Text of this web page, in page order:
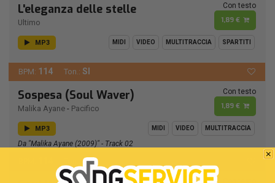
L'eleganza delle stelle
Ultimo
Con testo
1,89 €
MP3 MIDI VIDEO MULTITRACCIA SPARTITI
BPM: 114 Ton.: SI
Sospesa (Soul Waver)
Malika Ayane - Pacifico
Con testo
1,89 €
MP3 MIDI VIDEO MULTITRACCIA
Da "Malika Ayane (2009)" - Track 02
SI